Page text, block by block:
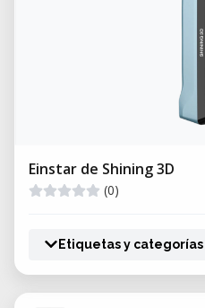
Einstar de Shining 3D
(0)
Etiquetas y categorías